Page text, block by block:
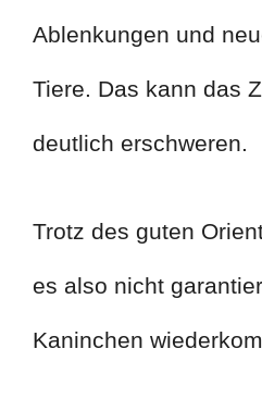
Ablenkungen und
Tiere. Das kann das
deutlich erschweren.
Trotz des guten
es also nicht
Kaninchen